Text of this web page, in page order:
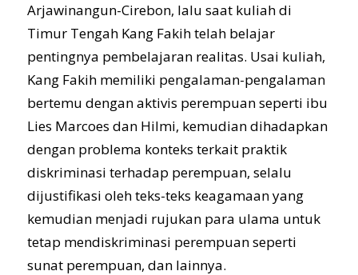
Arjawinangun-Cirebon, lalu saat kuliah di
Timur Tengah Kang Fakih telah belajar
pentingnya pembelajaran realitas. Usai kuliah,
Kang Fakih memiliki pengalaman-pengalaman
bertemu dengan aktivis perempuan seperti ibu
Lies Marcoes dan Hilmi, kemudian dihadapkan
dengan problema konteks terkait praktik
diskriminasi terhadap perempuan, selalu
dijustifikasi oleh teks-teks keagamaan yang
kemudian menjadi rujukan para ulama untuk
tetap mendiskriminasi perempuan seperti
sunat perempuan, dan lainnya.